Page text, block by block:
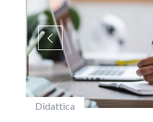
#studentiunifi